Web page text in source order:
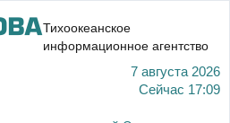
Тихоокеанское
информационное агентство
7 августа 2026
Сейчас 17:09